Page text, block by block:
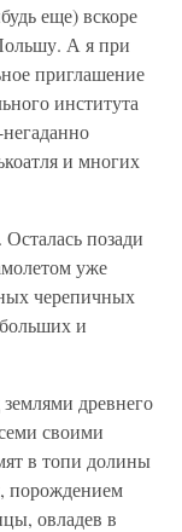
еще) вскоре
А я при
приглашение
института
и многих
позади
уже
черепичных
и
древнего
своими
в топи долины
порождением
овладев в